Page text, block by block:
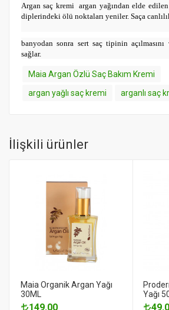
Argan saç kremi argan yağından elde
diplerindeki ölü noktaları yeniler. Saça
banyodan sonra sert saç tipinin açılmasını
sağlar.
Maia Argan Özlü Saç Bakım Kremi
argan yağlı saç kremi
arganlı saç
İlişkili ürünler
Maia Organik Argan Yağı
30ML
149.00
Yağı